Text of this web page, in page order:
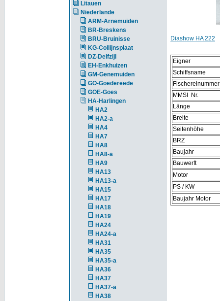
Litauen
Niederlande
ARM-Arnemuiden
BR-Breskens
BRU-Bruinisse
KG-Collijnsplaat
DZ-Delfzijl
EH-Enkhuizen
GM-Genemuiden
GO-Goedereede
GOE-Goes
HA-Harlingen
HA2
HA2-a
HA4
HA7
HA8
HA8-a
HA9
HA13
HA13-a
HA15
HA17
HA18
HA19
HA24
HA24-a
HA31
HA35
HA35-a
HA36
HA37
HA37-a
HA38
Diashow HA 222
Eigner
Schiffsname
Fischereinummer
MMSI Nr.
Länge
Breite
Seitenhöhe
BRZ
Baujahr
Bauwerft
Motor
PS / KW
Baujahr Motor